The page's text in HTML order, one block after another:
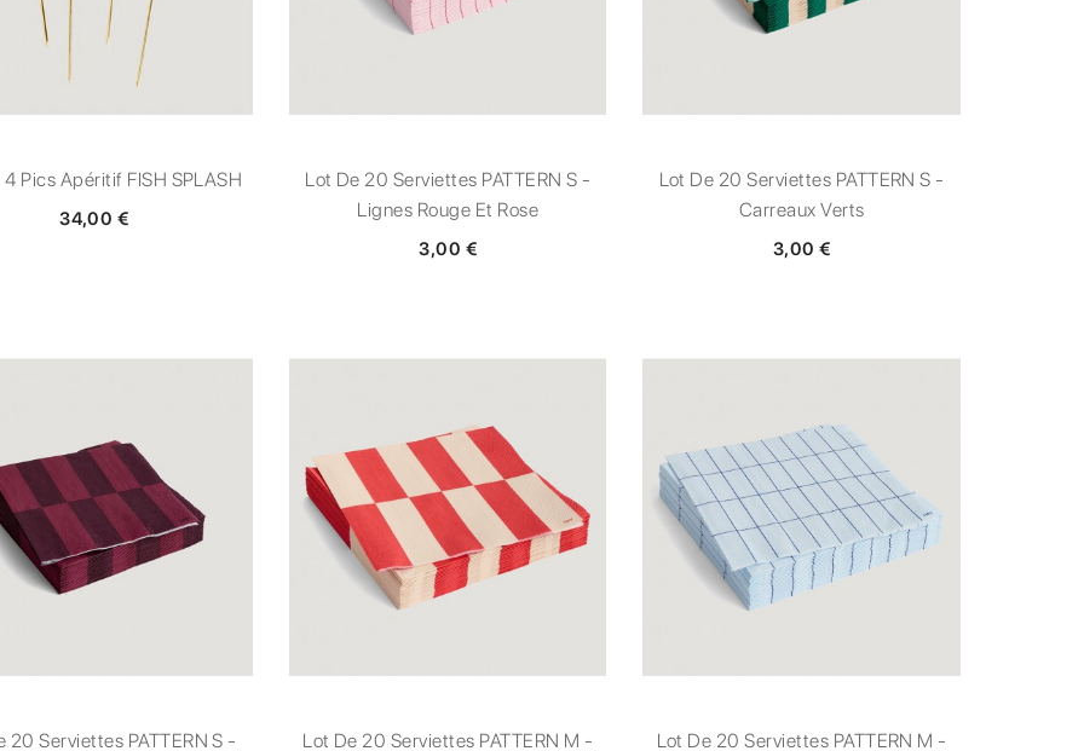
Pics Apéritif FISH SPLASH
34,00 €
Lot De 20 Serviettes PATTERN S -
Lignes Rouge Et Rose
3,00 €
Lot De 20 Serviettes PATTERN S -
Carreaux Verts
3,00 €
20 Serviettes PATTERN S - Lot De 20 Serviettes PATTERN M - Lot De 20 Serviettes PATTERN M -